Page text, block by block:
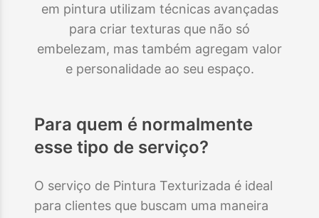
em pintura utilizam técnicas avançadas
para criar texturas que não só
embelezam, mas também agregam valor
e personalidade ao seu espaço.
Para quem é normalmente
esse tipo de serviço?
O serviço de Pintura Texturizada é ideal
para clientes que buscam uma maneira